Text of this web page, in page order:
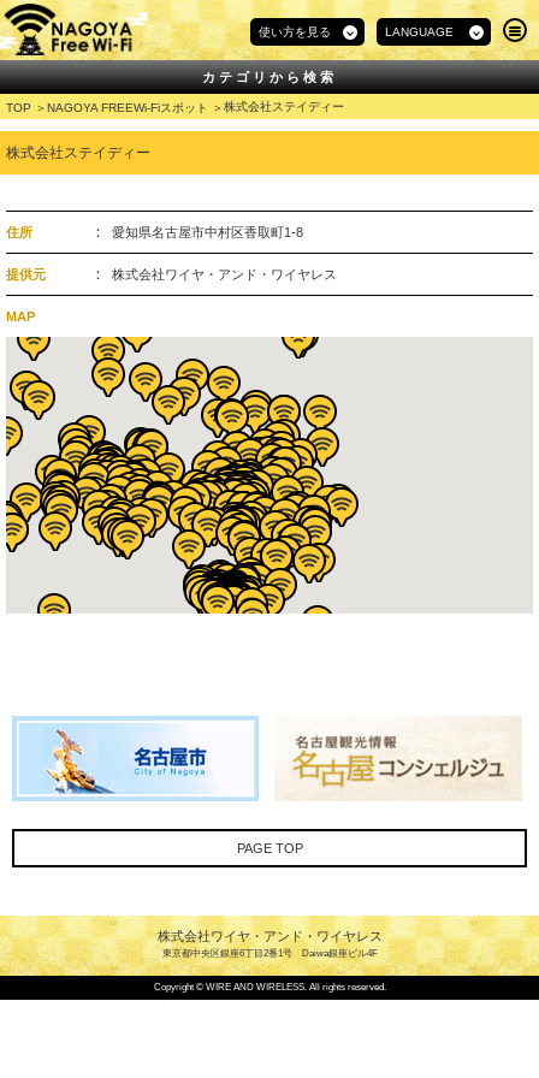
使い方を見る LANGUAGE
カテゴリから検索
TOP NAGOYA FREEWi-Fiスポット 株式会社ステイディー
株式会社ステイディー
住所 愛知県名古屋市中村区香取町1-8
提供元 株式会社ワイヤ・アンド・ワイヤレス
MAP
PAGE TOP
株式会社ワイヤ・アンド・ワイヤレス
東京都中央区銀座6丁目2番1号 Daiwa銀座ビル4F
Copyright © WIRE AND WIRELESS. All rights reserved.